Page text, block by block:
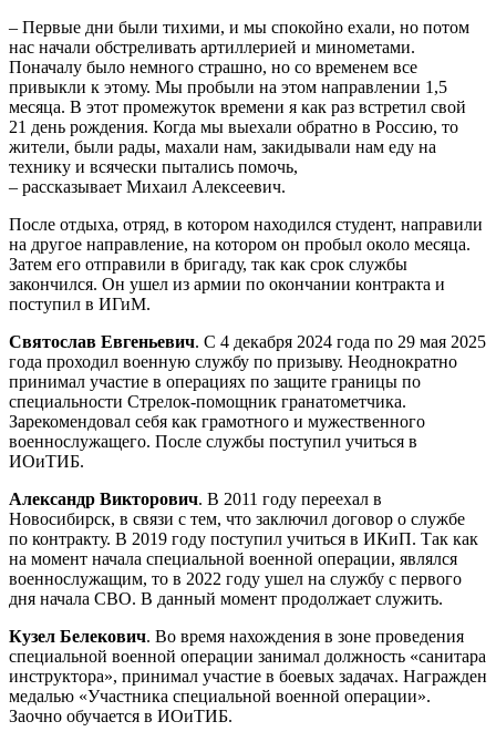
– Первые дни были тихими, и мы спокойно ехали, но потом
нас начали обстреливать артиллерией и минометами.
Поначалу было немного страшно, но со временем все
привыкли к этому. Мы пробыли на этом направлении 1,5
месяца. В этот промежуток времени я как раз встретил свой
21 день рождения. Когда мы выехали обратно в Россию, то
жители, были рады, махали нам, закидывали нам еду на
технику и всячески пытались помочь,
– рассказывает Михаил Алексеевич.
После отдыха, отряд, в котором находился студент, направили
на другое направление, на котором он пробыл около месяца.
Затем его отправили в бригаду, так как срок службы
закончился. Он ушел из армии по окончании контракта и
поступил в ИГиМ.
Святослав Евгеньевич. С 4 декабря 2024 года по 29 мая 2025
года проходил военную службу по призыву. Неоднократно
принимал участие в операциях по защите границы по
специальности Стрелок-помощник гранатометчика.
Зарекомендовал себя как грамотного и мужественного
военнослужащего. После службы поступил учиться в
ИОиТИБ.
Александр Викторович. В 2011 году переехал в
Новосибирск, в связи с тем, что заключил договор о службе
по контракту. В 2019 году поступил учиться в ИКиП. Так как
на момент начала специальной военной операции, являлся
военнослужащим, то в 2022 году ушел на службу с первого
дня начала СВО. В данный момент продолжает служить.
Кузел Белекович. Во время нахождения в зоне проведения
специальной военной операции занимал должность «санитара
инструктора», принимал участие в боевых задачах. Награжден
медалью «Участника специальной военной операции».
Заочно обучается в ИОиТИБ.